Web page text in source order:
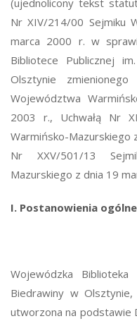
(ujednolicony tekst
Nr XIV/214/00 Sejmiku
marca 2000 r. w
Bibliotece Publicznej
Olsztynie
Województwa
2003 r., Uchwałą Nr
Warmińsko-Mazurskiego
Nr XXV/501/13
Mazurskiego z dnia 19
I. Postanowienia ogólne
Wojewódzka
Biedrawiny w Olsztynie,
utworzona na podstawie